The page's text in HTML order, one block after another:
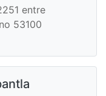
entre
53100